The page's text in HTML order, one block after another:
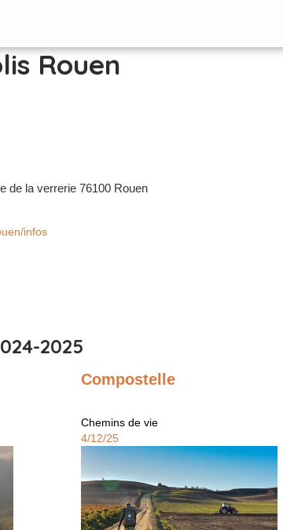
Rouen
de la verrerie 76100 Rouen
infos
2025
Compostelle
Chemins de vie
4/12/25